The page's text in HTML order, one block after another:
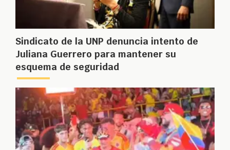
Sindicato de la UNP denuncia intento de
Juliana Guerrero para mantener su
esquema de seguridad